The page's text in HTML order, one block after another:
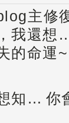
主修
我還
的命運
知… 你